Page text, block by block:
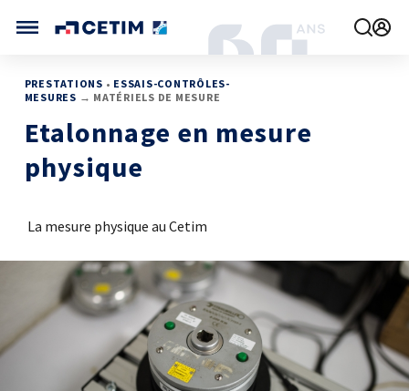
CETIM FRANCE
INTERNATIONAL
CETIM MATCOR (ASIE)
AGENDA
ACTUALITÉS
CETIM INFOS
NOUS REJOINDRE
PRESTATIONS • ESSAIS-CONTRÔLES-
MESURES → MATÉRIELS DE MESURE
Etalonnage en mesure
physique
La mesure physique au Cetim